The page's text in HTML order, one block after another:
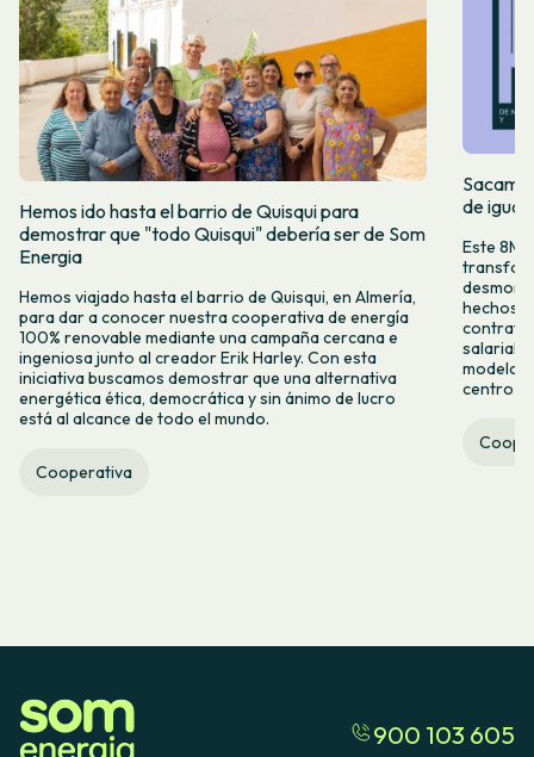
Hemos ido hasta el barrio de Quisqui para
demostrar que "todo Quisqui" debería ser de Som
Energia
Hemos viajado hasta el barrio de Quisqui, en Almería,
para dar a conocer nuestra cooperativa de energía
100% renovable mediante una campaña cercana e
ingeniosa junto al creador Erik Harley. Con esta
iniciativa buscamos demostrar que una alternativa
energética ética, democrática y sin ánimo de lucro
está al alcance de todo el mundo.
Cooperativa
de
Este 8M,
hechos y
salarial y
modelo
centro
900 103 605